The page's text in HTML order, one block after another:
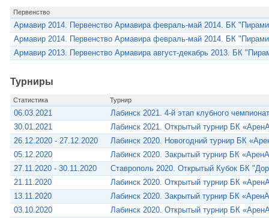
Первенство
Армавир 2014. Первенство Армавира февраль-май 2014. БК
Армавир 2014. Первенство Армавира февраль-май 2014. БК
Армавир 2013. Первенство Армавира август-декабрь 2013. БК
Турниры
Статистика Турнир
06.03.2021
Лабинск 2021. 4-й этап клубного
30.01.2021
Лабинск 2021. Открытый турнир БК
26.12.2020 - 27.12.2020
Лабинск 2020. Новогодний турнир БК
05.12.2020
Лабинск 2020. Закрытый турнир БК
27.11.2020 - 30.11.2020
Ставрополь 2020. Открытый Кубок БК
21.11.2020
Лабинск 2020. Открытый турнир БК
13.11.2020
Лабинск 2020. Закрытый турнир БК
03.10.2020
Лабинск 2020. Открытый турнир БК